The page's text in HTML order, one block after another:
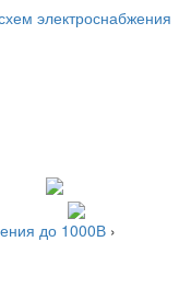
электроснабжения
до 1000В ›